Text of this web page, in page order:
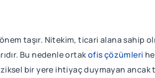
taşır. Nitekim, ticari alana sahip
Bu nedenle ortakofis çözümleri
bir yere ihtiyaç duymayan